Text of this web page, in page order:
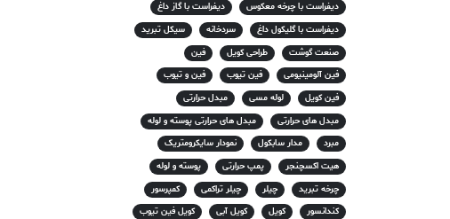
دیفراست با چرخه معکوس
دیفراست با گاز داغ
دیفراست با گلیکول داغ
سردخانه
سیکل تبرید
صنعت گوشت
طراحی کویل
فین
فین آلومینیومی
فین تیوب
فین و تیوب
فین کویل
لوله مسی
مبدل حرارتی
مبدل های حرارتی
مبدل های حرارتی پوسته و لوله
مبرد
مدار سابکول
نمودار سایکرومتریک
هیت اکسچنجر
پمپ حرارتی
پوسته و لوله
چرخه تبرید
چیلر چیلر تراکمی
کمپرسور
کندانسور
کویل کویل آبی
کویل فین تیوب